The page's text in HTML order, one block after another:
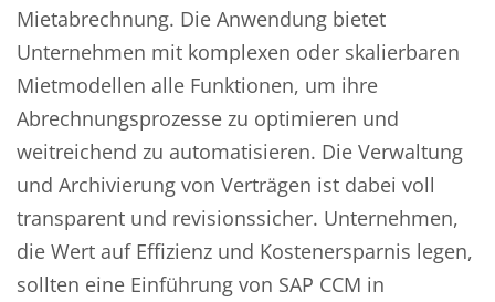
Mietabrechnung. Die Anwendung bietet
Unternehmen mit komplexen oder skalierbaren
Mietmodellen alle Funktionen, um ihre
Abrechnungsprozesse zu optimieren und
weitreichend zu automatisieren. Die Verwaltung
und Archivierung von Verträgen ist dabei voll
transparent und revisionssicher. Unternehmen,
die Wert auf Effizienz und Kostenersparnis legen,
sollten eine Einführung von SAP CCM in